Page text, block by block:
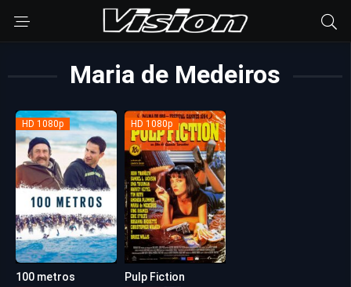
Maria de Medeiros
HD 1080p
100 metros
HD 1080p
Pulp Fiction